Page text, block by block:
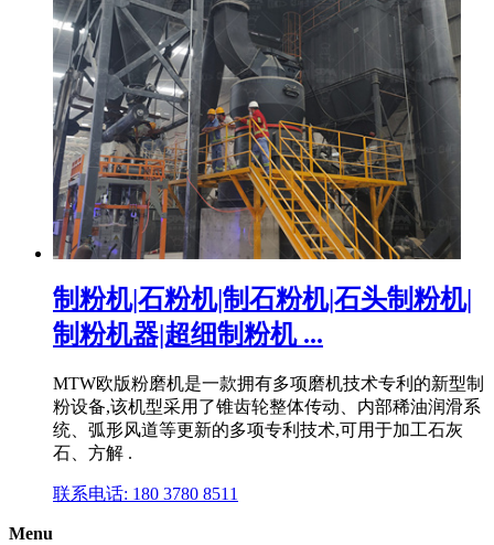
制粉机|石粉机|制石粉机|石头制粉机|
制粉机器|超细制粉机 ...
MTW欧版粉磨机是一款拥有多项磨机技术专利的新型制
粉设备,该机型采用了锥齿轮整体传动、内部稀油润滑系
统、弧形风道等更新的多项专利技术,可用于加工石灰
石、方解 .
联系电话: 180 3780 8511
Menu